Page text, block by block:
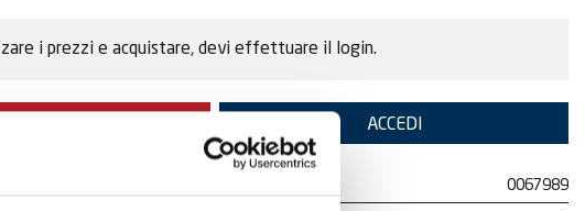
i prezzi e acquistare, devi effettuare il login.
ACCEDI
0067989